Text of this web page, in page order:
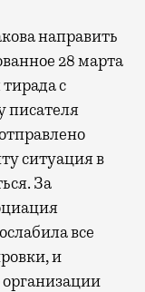
направить
28 марта
с
писателя
ситуация в
За
все
и